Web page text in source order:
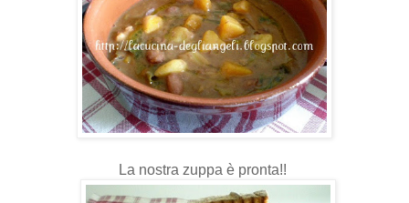
La nostra zuppa è pronta!!